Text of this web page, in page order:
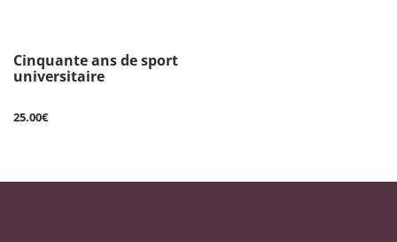
Cinquante ans de sport
universitaire
25.00€